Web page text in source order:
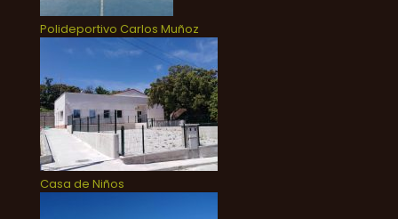
Polideportivo Carlos Muñoz
Casa de Niños